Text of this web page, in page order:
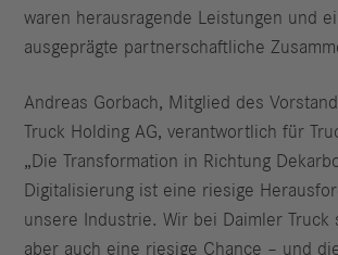
waren herausragende Leistungen und
ausgeprägte partnerschaftliche
Andreas Gorbach, Mitglied des
Truck Holding AG, verantwortlich für
„Die Transformation in Richtung
Digitalisierung ist eine riesige
unsere Industrie. Wir bei Daimler Truck
aber auch eine riesige Chance – und